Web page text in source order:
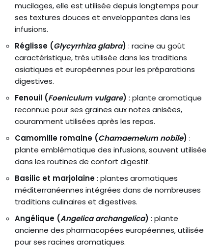
mucilages, elle est utilisée depuis longtemps pour
ses textures douces et enveloppantes dans les
infusions.
Réglisse (Glycyrrhiza glabra) : racine au goût
caractéristique, très utilisée dans les traditions
asiatiques et européennes pour les préparations
digestives.
Fenouil (Foeniculum vulgare) : plante aromatique
reconnue pour ses graines aux notes anisées,
couramment utilisées après les repas.
Camomille romaine (Chamaemelum nobile) :
plante emblématique des infusions, souvent utilisée
dans les routines de confort digestif.
Basilic et marjolaine: plantes aromatiques
méditerranéennes intégrées dans de nombreuses
traditions culinaires et digestives.
Angélique (Angelica archangelica) : plante
ancienne des pharmacopées européennes, utilisée
pour ses racines aromatiques.